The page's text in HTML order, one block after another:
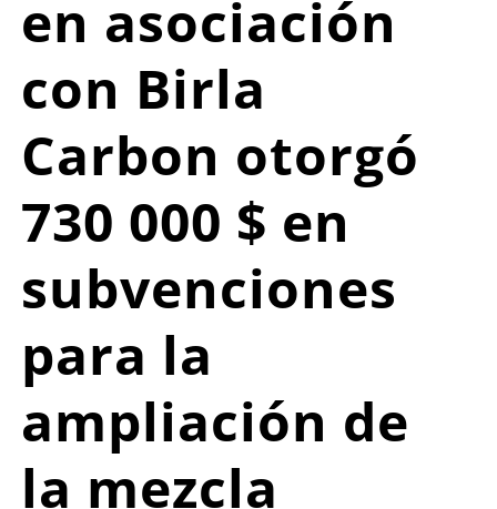
en asociación
con Birla
Carbon otorgó
730 000 $ en
subvenciones
para la
ampliación de
la mezcla